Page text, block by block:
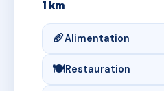
1 km
🥖Alimentation
🍽️Restauration